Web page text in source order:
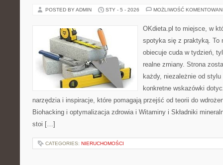
POSTED BY ADMIN STY - 5 - 2026 MOŻLIWOŚĆ
OKdieta.pl to miejsce, w
spotyka się z praktyką. To
obiecuje cuda w tydzień,
realne zmiany. Strona
każdy, niezależnie od
konkretne wskazówki
narzędzia i inspiracje, które pomagają przejść od teorii do
Biohacking i optymalizacja zdrowia i Witaminy i Składniki
stoi […]
CATEGORIES: NIERUCHOMOŚCI